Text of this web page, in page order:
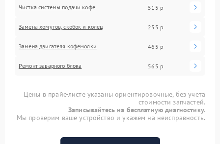
Чистка системы подачи кофе 515 р
Замена хомутов, скобок и колец 255 р
Замена двигателя кофемолки 465 р
Ремонт заварного блока 565 р
Цены в прайс-листе указаны ориентировочные, без учета
стоимости запчастей.
Записывайтесь на бесплатную диагностику.
Мы проверим ваше устройство и укажем на неисправность.